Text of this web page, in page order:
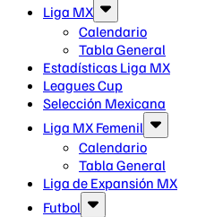
Liga MX
Calendario
Tabla General
Estadísticas Liga MX
Leagues Cup
Selección Mexicana
Liga MX Femenil
Calendario
Tabla General
Liga de Expansión MX
Futbol